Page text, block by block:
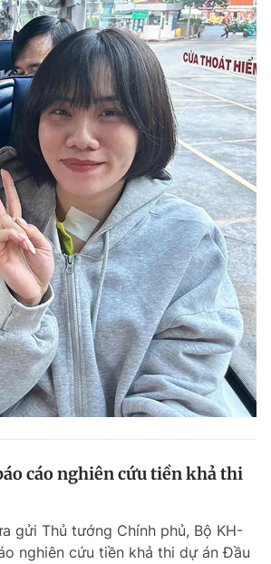
Magazine
Bạn cần biết
Liên hệ quảng cáo
điện thoại
Liên hệ quảng cáo
RSS Tòa soạn Chính sách bảo
cáo nghiên cứu tiền khả thi
gửi Thủ tướng Chính phủ, Bộ KH-
nghiên cứu tiền khả thi dự án Đầu